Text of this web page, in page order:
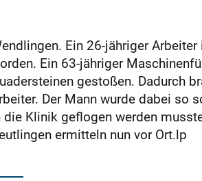
Ein 26-jähriger
Ein 63-jähriger
gestoßen. Dadurch
Der Mann wurde dabei so
die Klinik geflogen werden
ermitteln nun vor Ort.lp